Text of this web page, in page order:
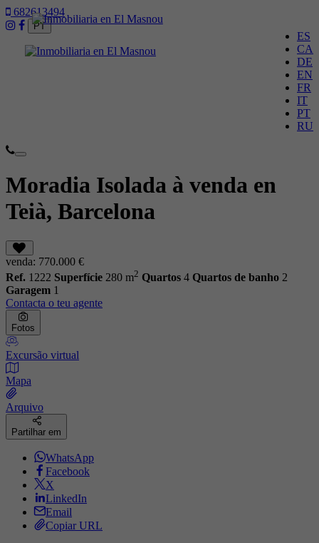
682613494
PT
ES
CA
DE
EN
FR
IT
PT
RU
Toggle
Moradia Isolada à venda en
Teià, Barcelona
venda: 770.000 €
Ref. 1222 Superfície 280 m2 Quartos 4 Quartos de banho 2
Garagem 1
Contacta o teu agente
Fotos
Excursão virtual
Mapa
Arquivo
Partilhar em
WhatsApp
Facebook
X
LinkedIn
Email
Copiar URL